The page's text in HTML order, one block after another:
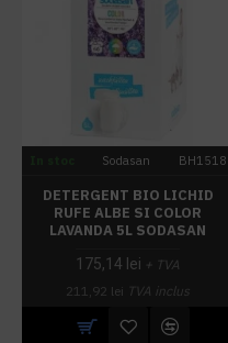
Sodasan BH1518
DETERGENT BIO LICHID
RUFE ALBE SI COLOR
LAVANDA 5L SODASAN
175,14 lei + TVA
211,92 lei TVA inclus